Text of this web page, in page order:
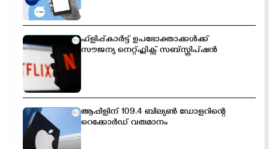
ഫ്ളിപ്പ്കാർട്ട് ഉപഭോക്താക്കൾക്ക്
സൗജന്യ നെറ്റ്ഫ്ലിക്സ് സബ്സ്ക്രിപ്ഷൻ
ആപ്പിളിന് 109.4 ബില്യൺ ഡോളറിന്റെ
റെക്കോർഡ് വരുമാനം